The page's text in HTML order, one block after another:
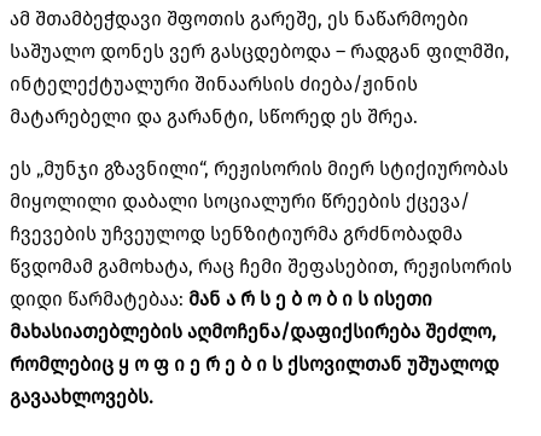
ამ შთამბეჭდავი შფოთის გარეშე, ეს ნაწარმოები
საშუალო დონეს ვერ გასცდებოდა – რადგან ფილმში,
ინტელექტუალური შინაარსის ძიება/ჟინის
მატარებელი და გარანტი, სწორედ ეს შრეა.
ეს „მუნჯი გზავნილი“, რეჟისორის მიერ სტიქიურობას
მიყოლილი დაბალი სოციალური წრეების ქცევა/
ჩვევების უჩვეულოდ სენზიტიურმა გრძნობადმა
წვდომამ გამოხატა, რაც ჩემი შეფასებით, რეჟისორის
დიდი წარმატებაა: მან ა რ ს ე ბ ო ბ ი ს ისეთი
მახასიათებლების აღმოჩენა/დაფიქსირება შეძლო,
რომლებიც ყ ო ფ ი ე რ ე ბ ი ს ქსოვილთან უშუალოდ
გავაახლოვებს.